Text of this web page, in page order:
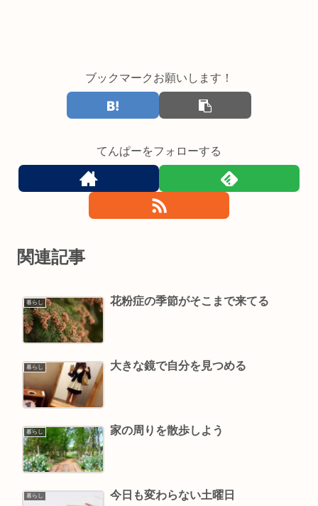
ブックマークお願いします！
てんぱーをフォローする
関連記事
暮らし 花粉症の季節がそこまで来てる
暮らし 大きな鏡で自分を見つめる
暮らし 家の周りを散歩しよう
暮らし 今日も変わらない土曜日